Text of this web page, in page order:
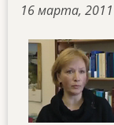
16 марта, 2011